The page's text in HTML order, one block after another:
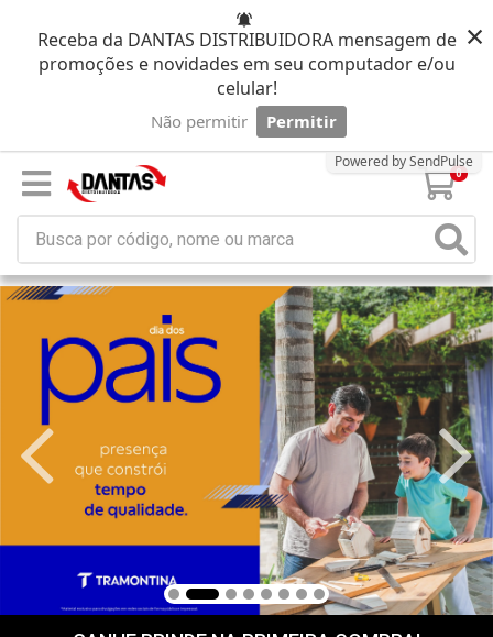
Receba da DANTAS DISTRIBUIDORA mensagem de
promoções e novidades em seu computador e/ou
celular!
Não permitir Permitir
Powered by SendPulse
×
0